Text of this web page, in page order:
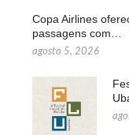
Copa Airlines
passagens com…
agosto 5, 2026